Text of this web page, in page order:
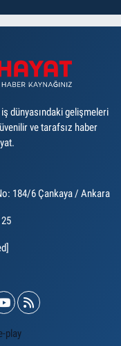
dünyasındaki gelişmeleri
ve tarafsız haber
184/6 Çankaya / Ankara